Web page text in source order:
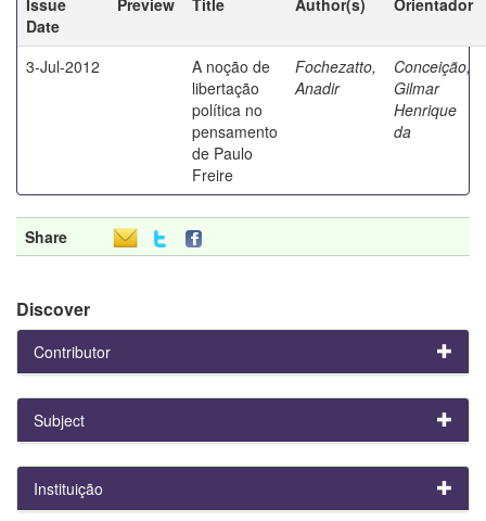
Date
3-Jul-2012
A noção de
libertação
política no
pensamento
de Paulo
Freire
Fochezatto,
Anadir
Conceição,
Gilmar
Henrique
da
Share
Discover
Contributor
Subject
Instituição